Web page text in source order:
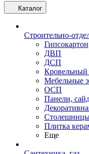
Каталог
Строительно-
ДВП
ДСП
Кровельный
Мебельные
ОСП
Панели,
Плитка
Еще